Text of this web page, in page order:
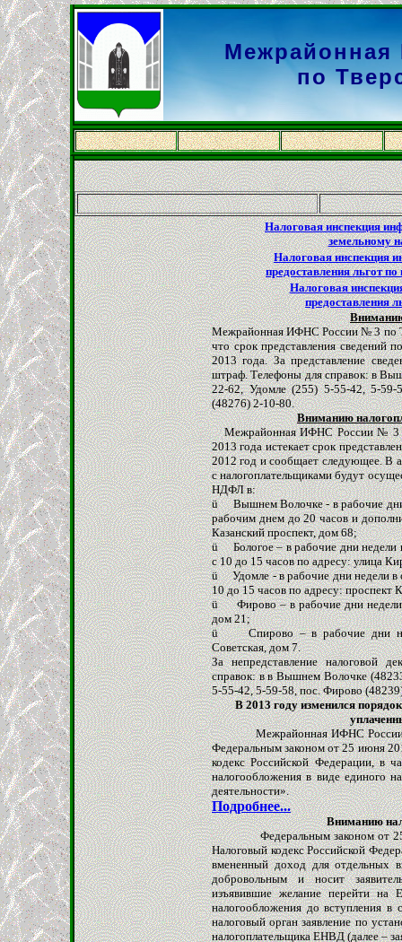
по
Налоговая инспекция
земельному
Налоговая инспекция
предоставления льгот
Налоговая
предоставления
Межрайонная ИФНС России № 3 по
что срок представления сведений
2013 года. За представление
штраф. Телефоны для справок: в
22-62, Удомле (255) 5-55-42, 5-
(48276) 2-10-80.
Вниманию
Межрайонная ИФНС России № 3 по
2013 года истекает срок
2012 год и сообщает следующее. В
с налогоплательщиками будут
НДФЛ в:
ü
Вышнем Волочке - в рабочие
рабочим днем до 20 часов и
Казанский проспект, дом 68;
ü
Бологое – в рабочие дни
с 10 до 15 часов по адресу: улица
ü
Удомле - в рабочие дни недели
10 до 15 часов по адресу: проспект
ü
Фирово – в рабочие дни
дом 21;
ü
Спирово – в рабочие дни
Советская, дом 7.
За непредставление налоговой
справок: в в Вышнем Волочке
5-55-42, 5-59-58, пос. Фирово
В 2013 году изменился
Межрайонная ИФНС России № 3
Федеральным законом от 25 июня
кодекс Российской Федерации, в
налогообложения в виде единого
деятельности».
Подробнее...
Вниманию
Федеральным законом от 25
Налоговый кодекс Российской
вмененный доход для отдельных
добровольным и носит
изъявившие желание перейти
налогообложения до вступления в
налоговый орган заявление по
налогоплательщика ЕНВД (далее –